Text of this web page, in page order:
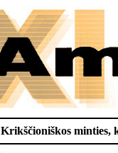
Krikščioniškos minties,